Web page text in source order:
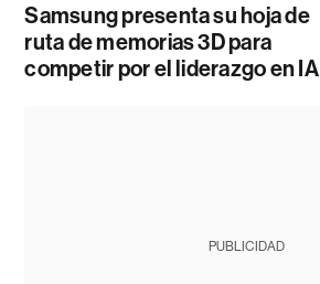
Samsung presenta su hoja de
ruta de memorias 3D para
competir por el liderazgo en IA
PUBLICIDAD